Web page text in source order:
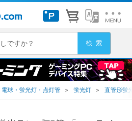
電球・蛍光灯・点灯管 ＞ 蛍光灯 ＞ 直管形蛍